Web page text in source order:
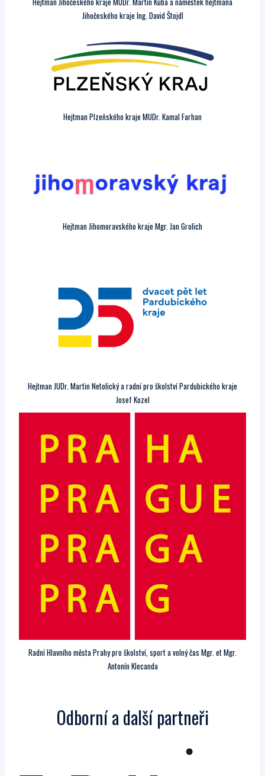
Jihočeského kraje Ing. David Štojdl
Hejtman Plzeňského kraje MUDr. Kamal Farhan
Hejtman Jihomoravského kraje Mgr. Jan Grolich
Hejtman JUDr. Martin Netolický a radní pro školství Pardubického kraje
Josef Kozel
Radní Hlavního města Prahy pro školství, sport a volný čas Mgr. et Mgr.
Antonín Klecanda
Odborní a další partneři